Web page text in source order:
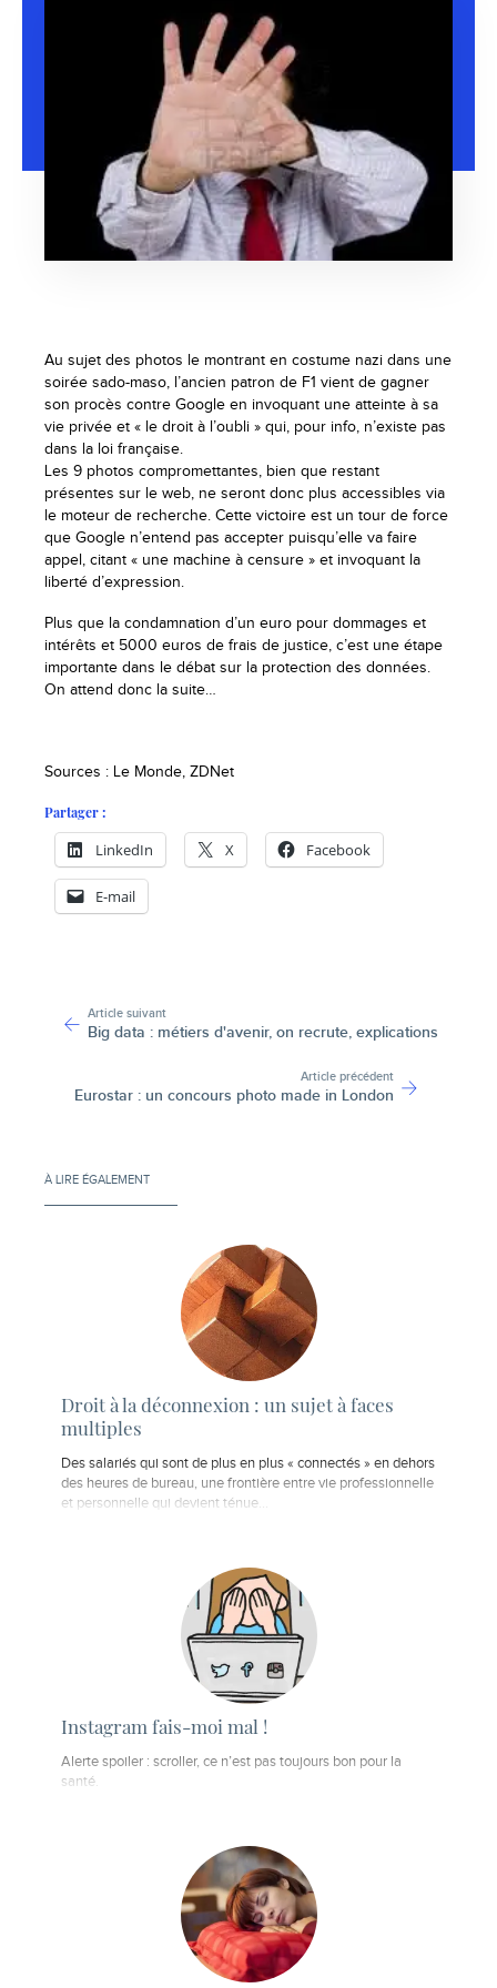
Au sujet des photos le montrant en costume nazi dans une
soirée sado-maso, l’ancien patron de F1 vient de gagner
son procès contre Google en invoquant une atteinte à sa
vie privée et « le droit à l’oubli » qui, pour info, n’existe pas
dans la loi française.
Les 9 photos compromettantes, bien que restant
présentes sur le web, ne seront donc plus accessibles via
le moteur de recherche. Cette victoire est un tour de force
que Google n’entend pas accepter puisqu’elle va faire
appel, citant « une machine à censure » et invoquant la
liberté d’expression.
Plus que la condamnation d’un euro pour dommages et
intérêts et 5000 euros de frais de justice, c’est une étape
importante dans le débat sur la protection des données.
On attend donc la suite…
Sources : Le Monde, ZDNet
Partager :
LinkedIn X Facebook
E-mail
Article suivant
Big data : métiers d'avenir, on recrute, explications
Article précédent
Eurostar : un concours photo made in London
À LIRE ÉGALEMENT
Droit à la déconnexion : un sujet à faces
multiples
Des salariés qui sont de plus en plus « connectés » en dehors
des heures de bureau, une frontière entre vie professionnelle
et personnelle qui devient ténue…
Instagram fais-moi mal !
Alerte spoiler : scroller, ce n’est pas toujours bon pour la
santé.